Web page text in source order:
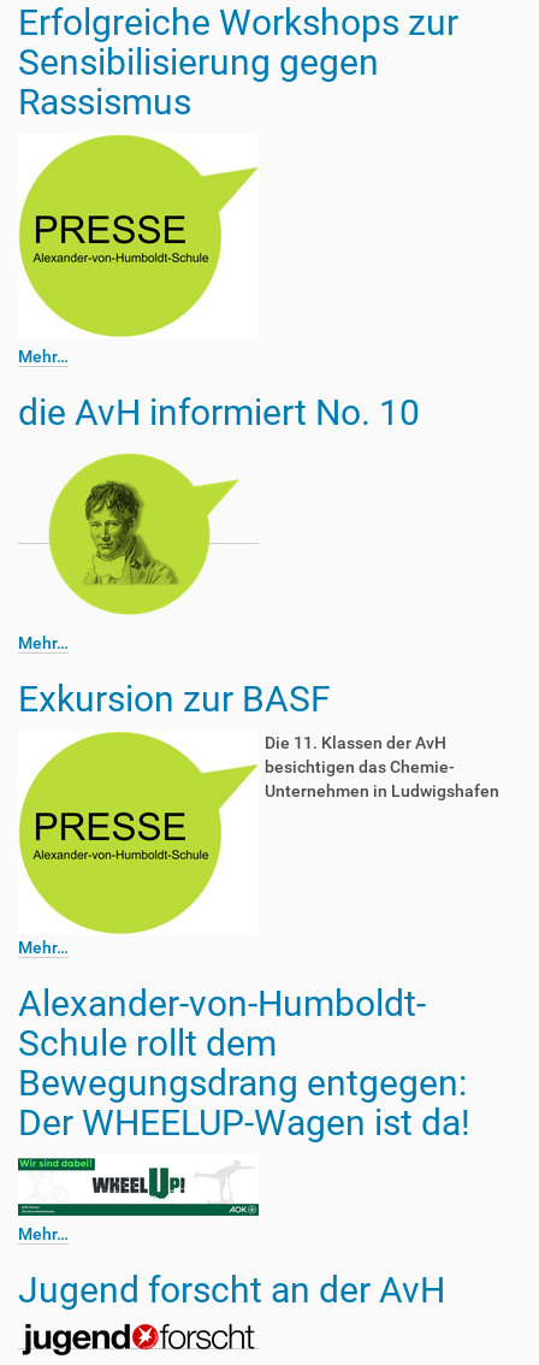
Erfolgreiche Workshops zur
Sensibilisierung gegen
Rassismus
Mehr…
die AvH informiert No. 10
Mehr…
Exkursion zur BASF
Die 11. Klassen der AvH
besichtigen das Chemie-
Unternehmen in Ludwigshafen
Mehr…
Alexander-von-Humboldt-
Schule rollt dem
Bewegungsdrang entgegen:
Der WHEELUP-Wagen ist da!
Mehr…
Jugend forscht an der AvH